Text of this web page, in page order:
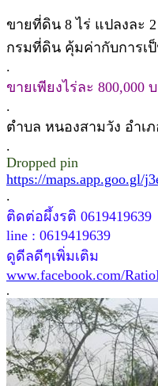
ขายที่ดิน 8 ไร่ แปลงละ
กรมที่ดิน คุ้มค่ากับการเ
.
ขายเพียงไร่ละ 800,000
.
ตำบล หนองสามวัง อำเ
.
Dropped pin
https://maps.app.goo.gl/
.
ติดต่อผึ้งรติ 0619419639
line : 0619419639
ดูดีลดีๆเพิ่มเติม
www.facebook.com/
.